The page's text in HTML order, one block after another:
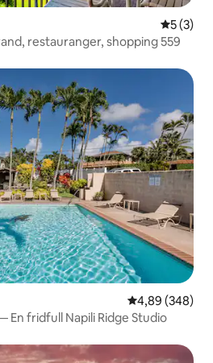
5 av 5 i
5 (3)
restauranger, shopping 559
4,89 av 5 i
4,89 (348)
En fridfull Napili Ridge Studio